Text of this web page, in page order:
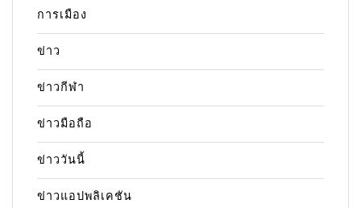
การเมือง
ข่าว
ข่าวกีฬา
ข่าวมือถือ
ข่าววันนี้
ข่าวแอปพลิเคชัน